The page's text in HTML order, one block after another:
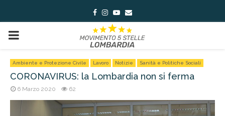
Facebook
Instagram
Youtube
Email
PRIMARY
MENU
Ambiente e Protezione Civile Lavoro Notizie Sanità e Politiche Sociali
CORONAVIRUS: la Lombardia non si ferma
6 Marzo 2020 62